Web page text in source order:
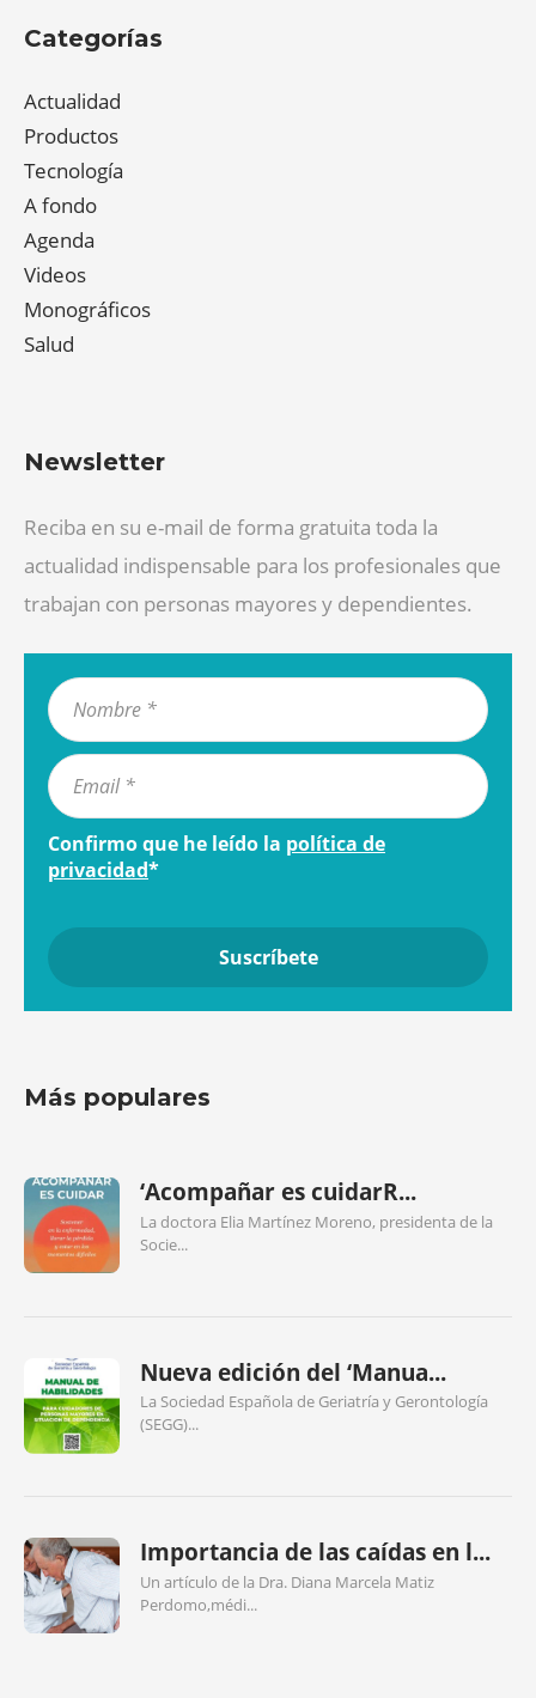
Categorías
Actualidad
Productos
Tecnología
A fondo
Agenda
Videos
Monográficos
Salud
Newsletter
Reciba en su e-mail de forma gratuita toda la
actualidad indispensable para los profesionales que
trabajan con personas mayores y dependientes.
Confirmo que he leído la política de
privacidad*
Más populares
‘Acompañar es cuidarR...
La doctora Elia Martínez Moreno, presidenta de la
Socie...
Nueva edición del ‘Manua...
La Sociedad Española de Geriatría y Gerontología
(SEGG)...
Importancia de las caídas en l...
Un artículo de la Dra. Diana Marcela Matiz
Perdomo,médi...